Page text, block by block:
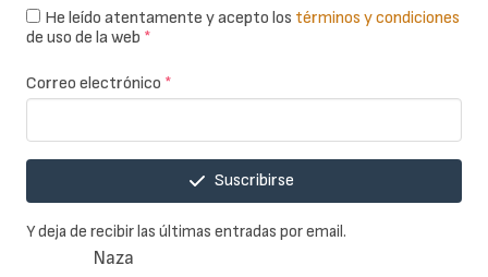
Naza
He leído atentamente y acepto los términos y condiciones
de uso de la web *
Correo electrónico *
Suscribirse
Y deja de recibir las últimas entradas por email.